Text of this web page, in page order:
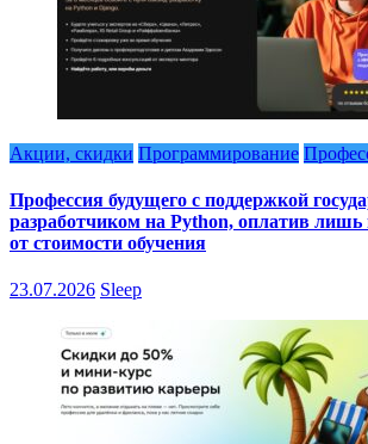
Акции, скидки Программирование
Профессия будущего с поддержкой
разработчиком на Python, оплатив
от стоимости обучения
23.07.2026 Sleep